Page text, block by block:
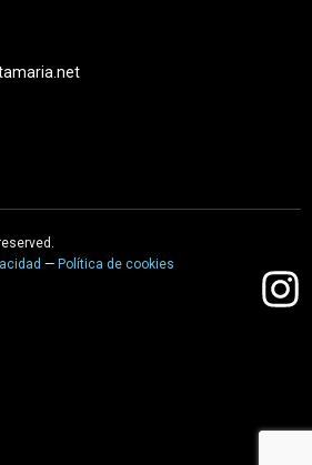
— Política de cookies